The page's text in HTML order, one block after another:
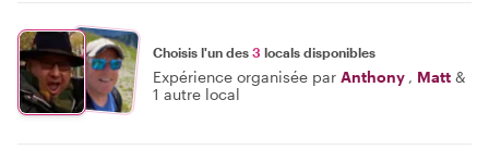
Choisis l'un des 3 locals disponibles
Expérience organisée par Anthony , Matt &
1 autre local